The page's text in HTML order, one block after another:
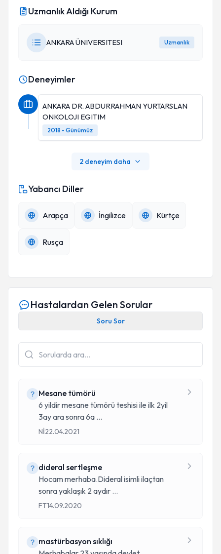
Uzmanlık Aldığı Kurum
ANKARA ÜNIVERSITESI Uzmanlık
Deneyimler
ANKARA DR. ABDURRAHMAN YURTARSLAN
ONKOLOJI EGITIM
2018 - Günümüz
2 deneyim daha
Yabancı Diller
Arapça İngilizce Kürtçe
Rusça
Hastalardan Gelen Sorular
Soru Sor
Mesane tümörü
6 yildir mesane tümörü teshisi ile ilk 2yil
3ay ara sonra 6a ...
Nİ22.04.2021
dideral sertleşme
Hocam merhaba.Dideral isimli ilaçtan
sonra yaklaşık 2 aydır ...
FT14.09.2020
mastürbasyon sıklığı